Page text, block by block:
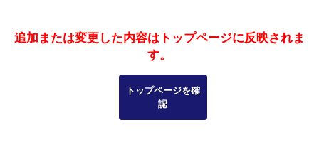
追加または変更した内容はトップページに反映されま
す。
トップページを確
認